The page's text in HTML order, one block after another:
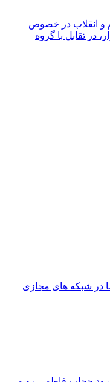
و انقلاب در خصوص
در تقابل با گروه
در شبکه های مجازی